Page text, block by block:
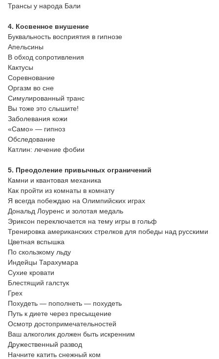
Трансы у народа Бали
4. Косвенное внушение
Буквальность восприятия в гипнозе
Апельсины
В обход сопротивления
Кактусы
Соревнование
Оргазм во сне
Симулированный транс
Вы тоже это слышите!
Заболевания кожи
«Само» — гипноз
Обследование
Катлин: лечение фобии
5. Преодоление привычных ограничений
Камни и квантовая механика
Как пройти из комнаты в комнату
Я всегда побеждаю на Олимпийских играх
Дональд Лоуренс и золотая медаль
Эриксон переключается на тему игры в гольф
Тренировка американских стрелков для победы над русскими
Цветная вспышка
По скользкому льду
Индейцы Тарахумара
Сухие кровати
Блестящий галстук
Грех
Похудеть — пополнеть — похудеть
Путь к диете через пресыщение
Осмотр достопримечательностей
Ваш алкоголик должен быть искренним
Дружественный развод
Начните катить снежный ком